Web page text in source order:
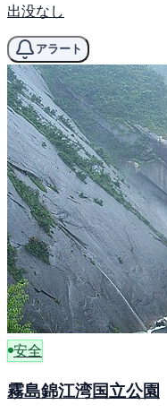
出没なし
アラート
安全
霧島錦江湾国立公園